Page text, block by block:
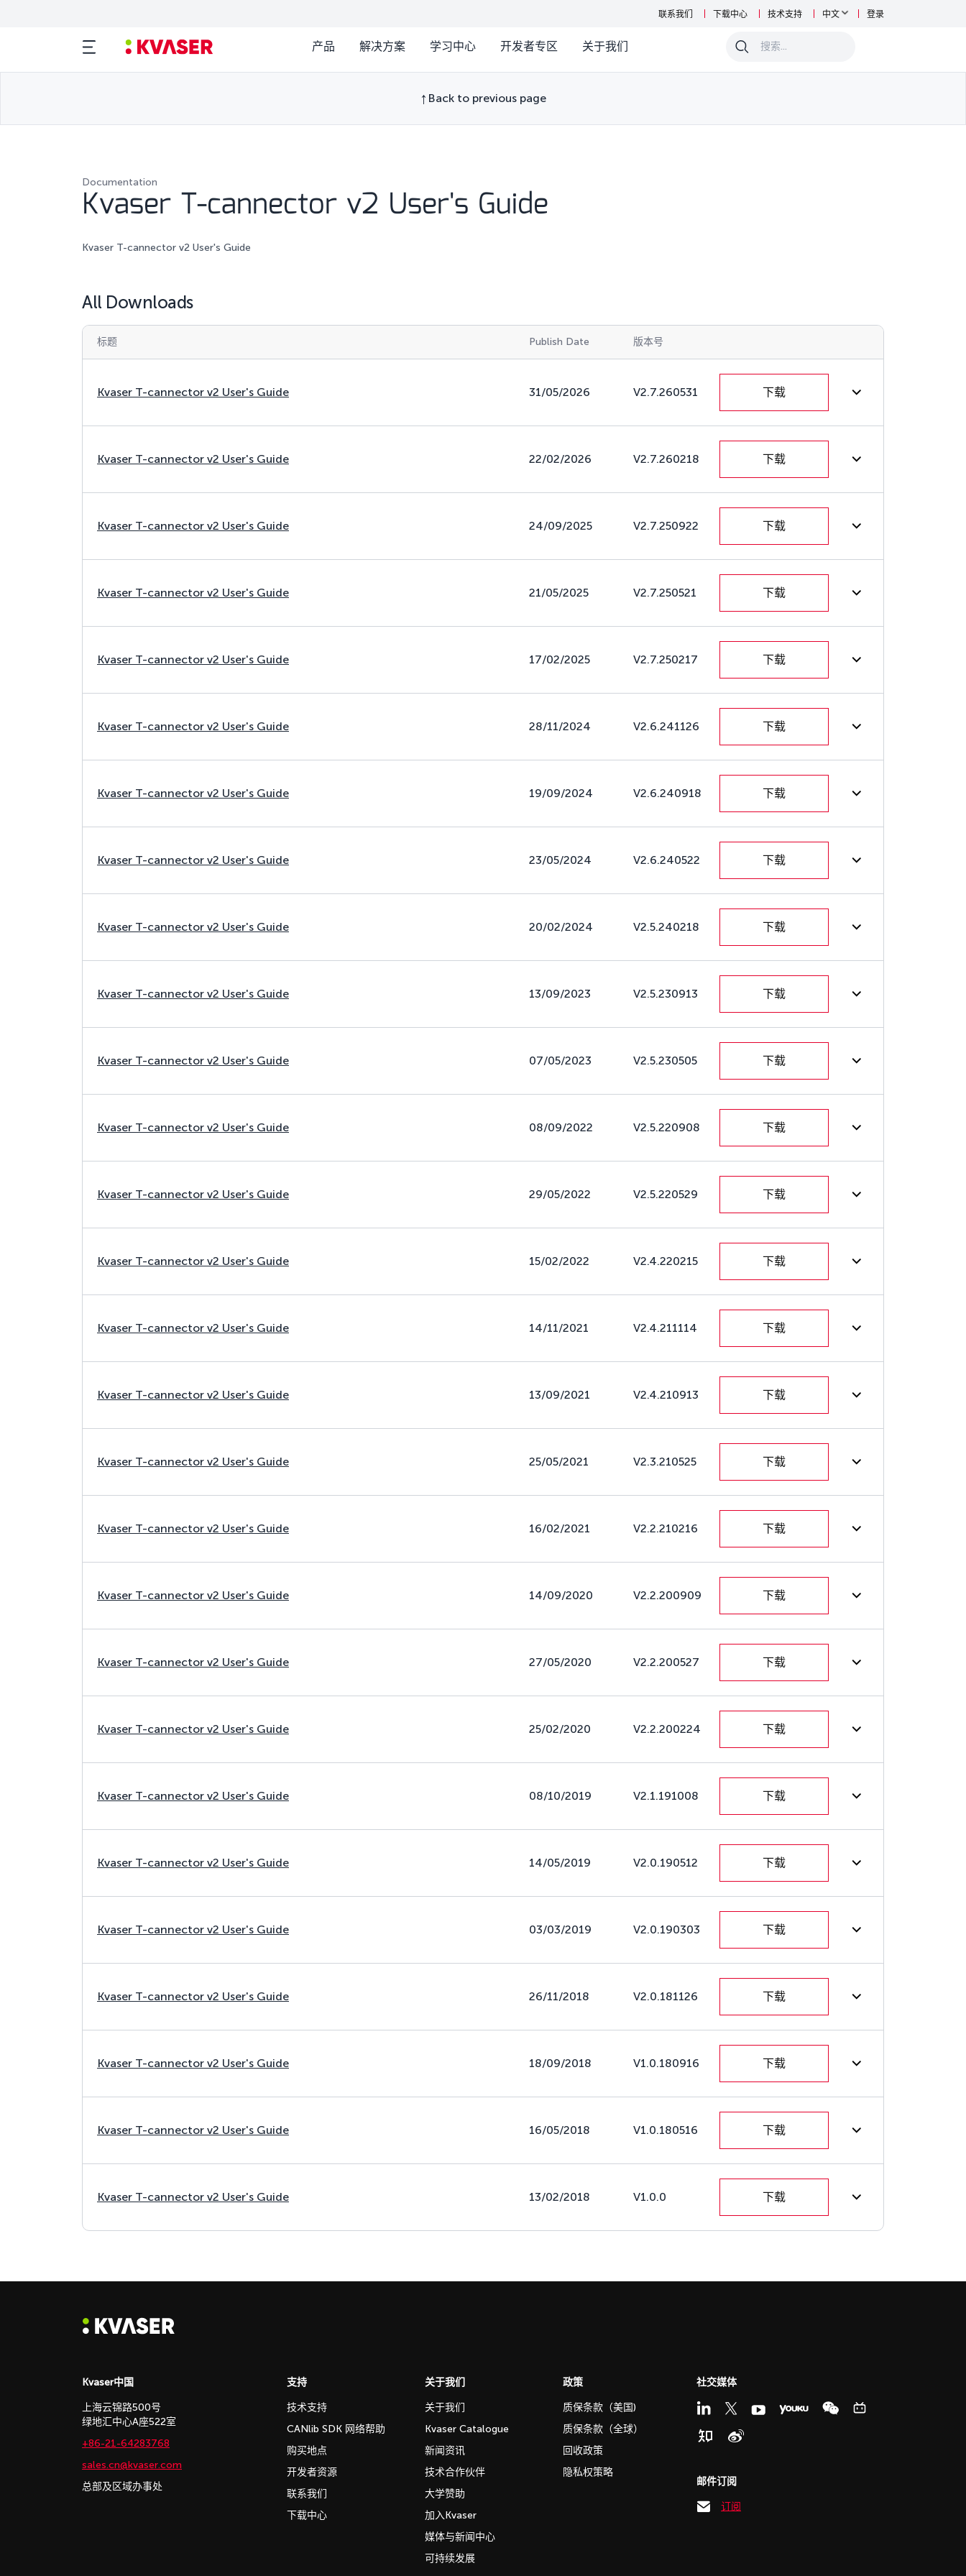
联系我们 下载中心 技术支持 中文 登录
产品 解决方案 学习中心 开发者专区 关于我们 0
Back to previous page
Documentation
Kvaser T-cannector v2 User's Guide
Kvaser T-cannector v2 User's Guide
All Downloads
标题 Publish Date 版本号
Kvaser T-cannector v2 User's Guide 31/05/2026 V2.7.260531 下载
Kvaser T-cannector v2 User's Guide 22/02/2026 V2.7.260218 下载
Kvaser T-cannector v2 User's Guide 24/09/2025 V2.7.250922 下载
Kvaser T-cannector v2 User's Guide 21/05/2025 V2.7.250521 下载
Kvaser T-cannector v2 User's Guide 17/02/2025 V2.7.250217 下载
Kvaser T-cannector v2 User's Guide 28/11/2024 V2.6.241126 下载
Kvaser T-cannector v2 User's Guide 19/09/2024 V2.6.240918 下载
Kvaser T-cannector v2 User's Guide 23/05/2024 V2.6.240522 下载
Kvaser T-cannector v2 User's Guide 20/02/2024 V2.5.240218 下载
Kvaser T-cannector v2 User's Guide 13/09/2023 V2.5.230913 下载
Kvaser T-cannector v2 User's Guide 07/05/2023 V2.5.230505 下载
Kvaser T-cannector v2 User's Guide 08/09/2022 V2.5.220908 下载
Kvaser T-cannector v2 User's Guide 29/05/2022 V2.5.220529 下载
Kvaser T-cannector v2 User's Guide 15/02/2022 V2.4.220215 下载
Kvaser T-cannector v2 User's Guide 14/11/2021 V2.4.211114 下载
Kvaser T-cannector v2 User's Guide 13/09/2021 V2.4.210913 下载
Kvaser T-cannector v2 User's Guide 25/05/2021 V2.3.210525 下载
Kvaser T-cannector v2 User's Guide 16/02/2021 V2.2.210216 下载
Kvaser T-cannector v2 User's Guide 14/09/2020 V2.2.200909 下载
Kvaser T-cannector v2 User's Guide 27/05/2020 V2.2.200527 下载
Kvaser T-cannector v2 User's Guide 25/02/2020 V2.2.200224 下载
Kvaser T-cannector v2 User's Guide 08/10/2019 V2.1.191008 下载
Kvaser T-cannector v2 User's Guide 14/05/2019 V2.0.190512 下载
Kvaser T-cannector v2 User's Guide 03/03/2019 V2.0.190303 下载
Kvaser T-cannector v2 User's Guide 26/11/2018 V2.0.181126 下载
Kvaser T-cannector v2 User's Guide 18/09/2018 V1.0.180916 下载
Kvaser T-cannector v2 User's Guide 16/05/2018 V1.0.180516 下载
Kvaser T-cannector v2 User's Guide 13/02/2018 V1.0.0 下载
Kvaser中国
上海云锦路500号
绿地汇中心A座522室
+86-21-64283768
sales.cn@kvaser.com
总部及区域办事处
支持
技术支持
CANlib SDK 网络帮助
购买地点
开发者资源
联系我们
下载中心
关于我们
关于我们
Kvaser Catalogue
新闻资讯
技术合作伙伴
大学赞助
加入Kvaser
媒体与新闻中心
可持续发展
政策
质保条款（美国)
质保条款（全球）
回收政策
隐私权策略
社交媒体
邮件订阅
订阅